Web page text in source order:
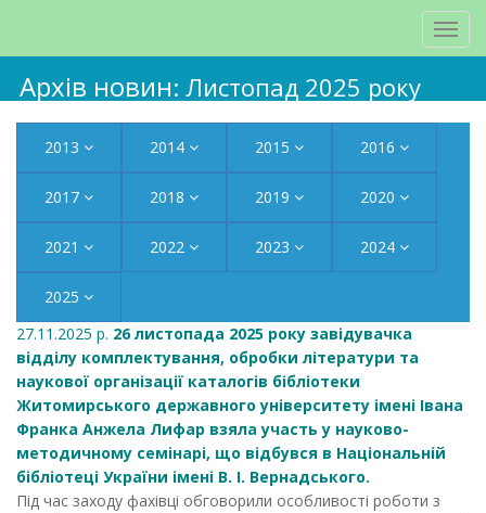
Архів новин: Листопад 2025 року
2013 2014 2015 2016
2017 2018 2019 2020
2021 2022 2023 2024
2025
27.11.2025 р. 26 листопада 2025 року завідувачка
відділу комплектування, обробки літератури та
наукової організації каталогів бібліотеки
Житомирського державного університету імені Івана
Франка Анжела Лифар взяла участь у науково-
методичному семінарі, що відбувся в Національній
бібліотеці України імені В. І. Вернадського.
Під час заходу фахівці обговорили особливості роботи з